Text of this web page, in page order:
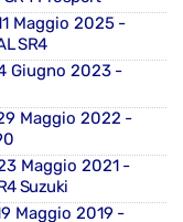
Maggio 2025 -
SR4
Giugno 2023 -
Maggio 2022 -
Maggio 2021 -
Suzuki
Maggio 2019 -